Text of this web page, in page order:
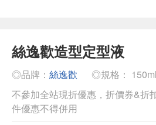
絲逸歡造型定型液
◎品牌： 絲逸歡
◎規格：
不參加全站現折優惠，折價券&折
件優惠不得併用